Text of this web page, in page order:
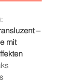
–
mit